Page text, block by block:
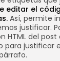
editar el
Así, permite
justificar.
HTML del post
para justificar